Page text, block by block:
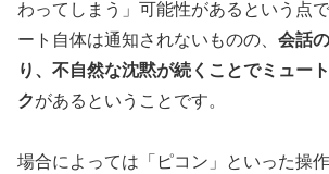
わってしまう」可能性があるという点
ート自体は通知されないものの、 会話
り、不自然な沈黙が続くことでミュー
クがあるということです。
場合によっては「ピコン」といった操